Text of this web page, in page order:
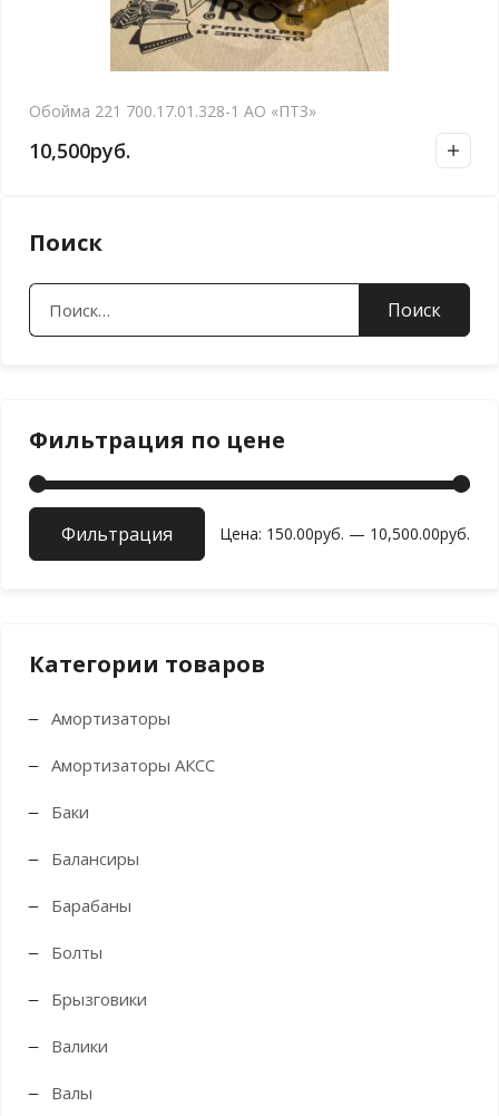
Обойма 221 700.17.01.328-1 АО «ПТЗ»
10,500руб.
Поиск
Найти:
Фильтрация по цене
Фильтрация Цена: 150.00руб. — 10,500.00руб.
Категории товаров
Амортизаторы
Амортизаторы АКСС
Баки
Балансиры
Барабаны
Болты
Брызговики
Валики
Валы